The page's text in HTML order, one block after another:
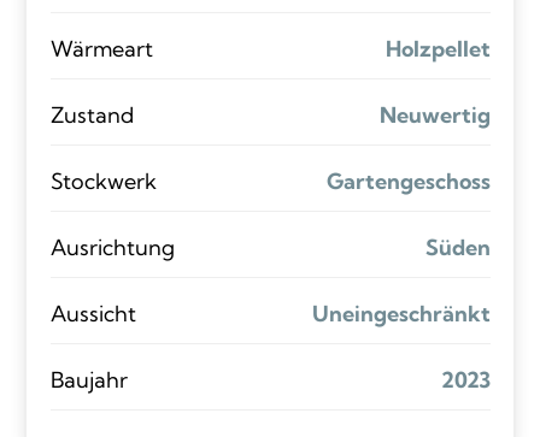
Wärmeart Holzpellet
Zustand Neuwertig
Stockwerk Gartengeschoss
Ausrichtung Süden
Aussicht Uneingeschränkt
Baujahr 2023